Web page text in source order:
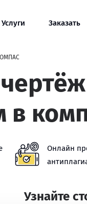
Услуги Заказать
в
Онлайн
Узнайте